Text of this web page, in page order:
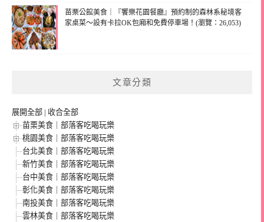
苗栗公館美食｜『饗樂花園餐廳』預約制的森林系秘境客
家桌菜～設有卡拉OK包廂和免費停車場！(瀏覽：26,053)
文章分類
展開全部 | 收合全部
苗栗美食｜部落客吃喝玩樂
桃園美食｜部落客吃喝玩樂
台北美食｜部落客吃喝玩樂
新竹美食｜部落客吃喝玩樂
台中美食｜部落客吃喝玩樂
彰化美食｜部落客吃喝玩樂
南投美食｜部落客吃喝玩樂
雲林美食｜部落客吃喝玩樂